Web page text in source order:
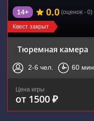
Квест закрыт
14+ 0.0 (оценок - 0)
Тюремная камера
2-6 чел. 60 мин.
Цена игры
от 1500 ₽